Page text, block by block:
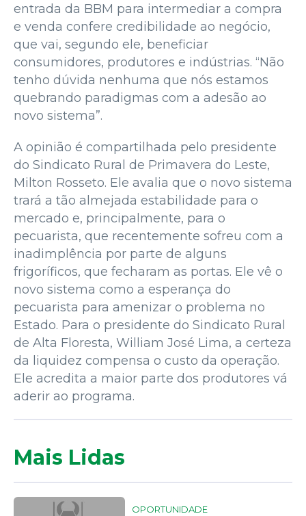
entrada da BBM para intermediar a compra
e venda confere credibilidade ao negócio,
que vai, segundo ele, beneficiar
consumidores, produtores e indústrias. “Não
tenho dúvida nenhuma que nós estamos
quebrando paradigmas com a adesão ao
novo sistema”.
A opinião é compartilhada pelo presidente
do Sindicato Rural de Primavera do Leste,
Milton Rosseto. Ele avalia que o novo sistema
trará a tão almejada estabilidade para o
mercado e, principalmente, para o
pecuarista, que recentemente sofreu com a
inadimplência por parte de alguns
frigoríficos, que fecharam as portas. Ele vê o
novo sistema como a esperança do
pecuarista para amenizar o problema no
Estado. Para o presidente do Sindicato Rural
de Alta Floresta, William José Lima, a certeza
da liquidez compensa o custo da operação.
Ele acredita a maior parte dos produtores vá
aderir ao programa.
Mais Lidas
OPORTUNIDADE